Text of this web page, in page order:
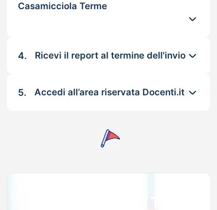
Casamicciola Terme
4. Ricevi il report al termine dell'invio
5. Accedi all’area riservata Docenti.it